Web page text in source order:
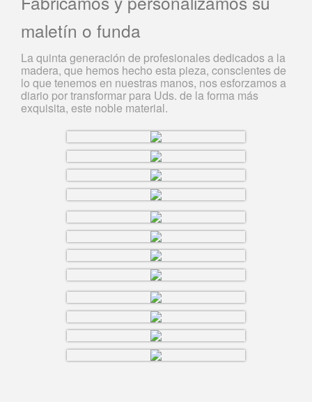
maletín o funda
La quinta generación de profesionales dedicados a la
madera, que hemos hecho esta pieza, conscientes de
lo que tenemos en nuestras manos, nos esforzamos a
diario por transformar para Uds. de la forma más
exquisita, este noble material.